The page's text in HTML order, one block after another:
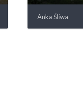
Anka Śliwa